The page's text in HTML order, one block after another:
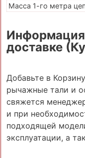
Масса 1-го метра
Информация
доставке
Добавьте в
рычажные тали и
свяжется
и при
подходящей
эксплуатации, а